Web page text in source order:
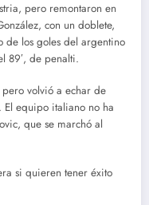
pero remontaron en
con un doblete,
los goles del argentino
89′, de penalti.
pero volvió a echar de
El equipo italiano no ha
que se marchó al
si quieren tener éxito